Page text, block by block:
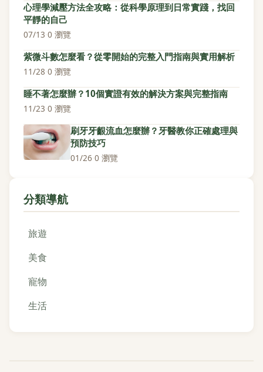
心理學減壓方法全攻略：從科學原理到日常實踐，找回
平靜的自己
07/13·0 瀏覽
紫微斗數怎麼看？從零開始的完整入門指南與實用解析
11/28·0 瀏覽
睡不著怎麼辦？10個實證有效的解決方案與完整指南
11/23·0 瀏覽
刷牙牙齦流血怎麼辦？牙醫教你正確處理與
預防技巧
01/26·0 瀏覽
分類導航
旅遊
美食
寵物
生活